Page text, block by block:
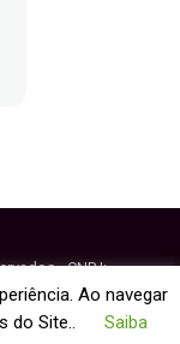
- CNPJ:
Ao navegar
do Site..
Saiba